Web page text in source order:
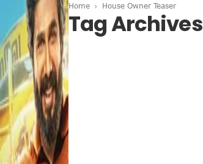
Home House Owner Teaser
Tag Archives